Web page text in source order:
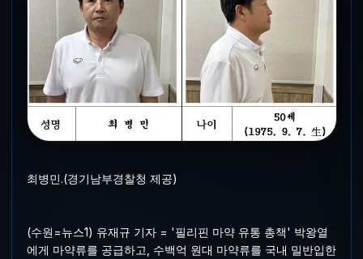
최병민.(경기남부경찰청 제공)
(수원=뉴스1) 유재규 기자 = '필리핀 마약 유통 총책' 박왕열
에게 마약류를 공급하고, 수백억 원대 마약류를 국내 밀반입한